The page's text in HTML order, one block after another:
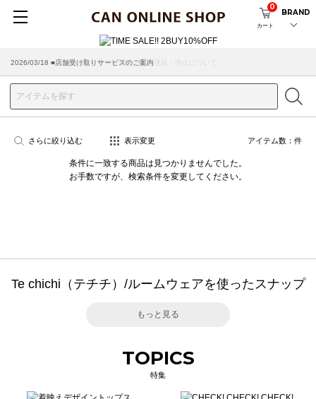
カート
0
BRAND
2026/07/29 ■【お知らせ】ヤマト運輸の配送遅延・停止について
2026/03/18 ■店舗受け取りサービスのご案内
さらに絞り込む 表示変更 アイテム数： 件
条件に一致する商品は見つかりませんでした。
お手数ですが、検索条件を変更してください。
Te chichi（テチチ）/ルームウェアを使ったスナップ
もっと見る
TOPICS
特集